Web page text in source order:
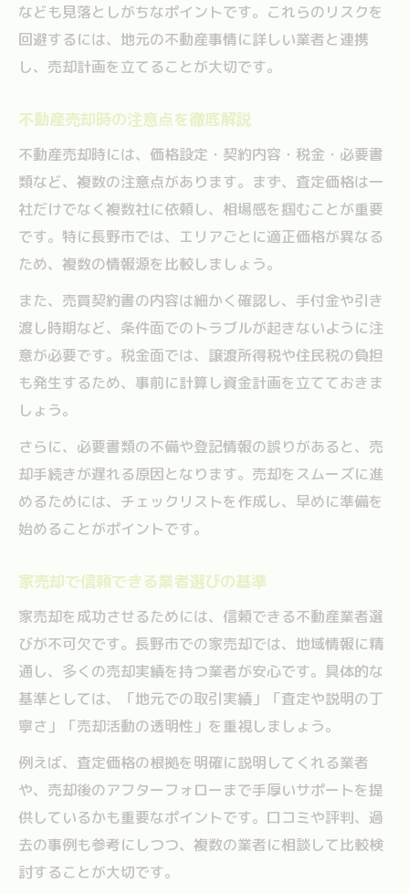
なども見落としがちなポイントです。これらのリスクを
回避するには、地元の不動産事情に詳しい業者と連携
し、売却計画を立てることが大切です。
不動産売却時の注意点を徹底解説
不動産売却時には、価格設定・契約内容・税金・必要書
類など、複数の注意点があります。まず、査定価格は一
社だけでなく複数社に依頼し、相場感を掴むことが重要
です。特に長野市では、エリアごとに適正価格が異なる
ため、複数の情報源を比較しましょう。
また、売買契約書の内容は細かく確認し、手付金や引き
渡し時期など、条件面でのトラブルが起きないように注
意が必要です。税金面では、譲渡所得税や住民税の負担
も発生するため、事前に計算し資金計画を立てておきま
しょう。
さらに、必要書類の不備や登記情報の誤りがあると、売
却手続きが遅れる原因となります。売却をスムーズに進
めるためには、チェックリストを作成し、早めに準備を
始めることがポイントです。
家売却で信頼できる業者選びの基準
家売却を成功させるためには、信頼できる不動産業者選
びが不可欠です。長野市での家売却では、地域情報に精
通し、多くの売却実績を持つ業者が安心です。具体的な
基準としては、「地元での取引実績」「査定や説明の丁
寧さ」「売却活動の透明性」を重視しましょう。
例えば、査定価格の根拠を明確に説明してくれる業者
や、売却後のアフターフォローまで手厚いサポートを提
供しているかも重要なポイントです。口コミや評判、過
去の事例も参考にしつつ、複数の業者に相談して比較検
討することが大切です。